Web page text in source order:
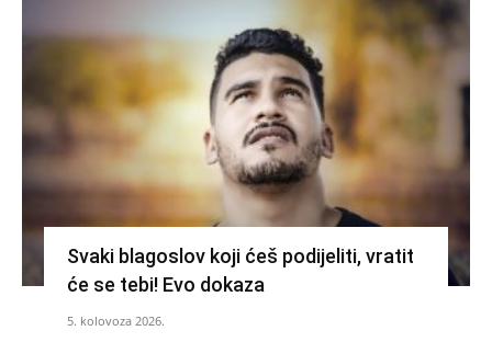
Svaki blagoslov koji ćeš podijeliti, vratit
će se tebi! Evo dokaza
5. kolovoza 2026.